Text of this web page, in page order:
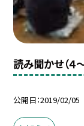
読み聞かせ（４
公開日 2019/02/05